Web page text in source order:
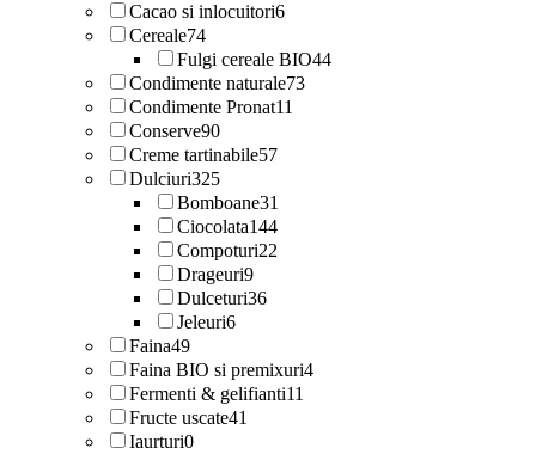
Cacao si inlocuitori6
Cereale74
Fulgi cereale BIO44
Condimente naturale73
Condimente Pronat11
Conserve90
Creme tartinabile57
Dulciuri325
Bomboane31
Ciocolata144
Compoturi22
Drageuri9
Dulceturi36
Jeleuri6
Faina49
Faina BIO si premixuri4
Fermenti & gelifianti11
Fructe uscate41
Iaurturi0